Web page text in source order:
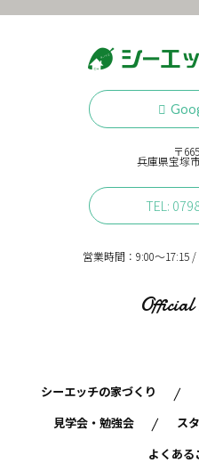
〒
兵庫県宝塚
TEL:
営業時間：9:00〜17:15
Official
シーエッチの家づくり
見学会・勉強会
ス
よくある